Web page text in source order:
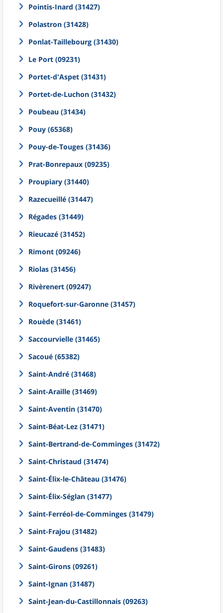
Pointis-Inard (31427)
Polastron (31428)
Ponlat-Taillebourg (31430)
Le Port (09231)
Portet-d'Aspet (31431)
Portet-de-Luchon (31432)
Poubeau (31434)
Pouy (65368)
Pouy-de-Touges (31436)
Prat-Bonrepaux (09235)
Proupiary (31440)
Razecueillé (31447)
Régades (31449)
Rieucazé (31452)
Rimont (09246)
Riolas (31456)
Rivèrenert (09247)
Roquefort-sur-Garonne (31457)
Rouède (31461)
Saccourvielle (31465)
Sacoué (65382)
Saint-André (31468)
Saint-Araille (31469)
Saint-Aventin (31470)
Saint-Béat-Lez (31471)
Saint-Bertrand-de-Comminges (31472)
Saint-Christaud (31474)
Saint-Élix-le-Château (31476)
Saint-Élix-Séglan (31477)
Saint-Ferréol-de-Comminges (31479)
Saint-Frajou (31482)
Saint-Gaudens (31483)
Saint-Girons (09261)
Saint-Ignan (31487)
Saint-Jean-du-Castillonnais (09263)